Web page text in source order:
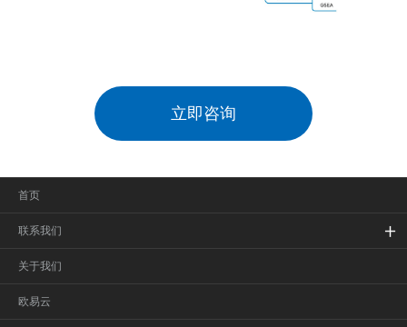
立即咨询
首页
联系我们
关于我们
欧易云